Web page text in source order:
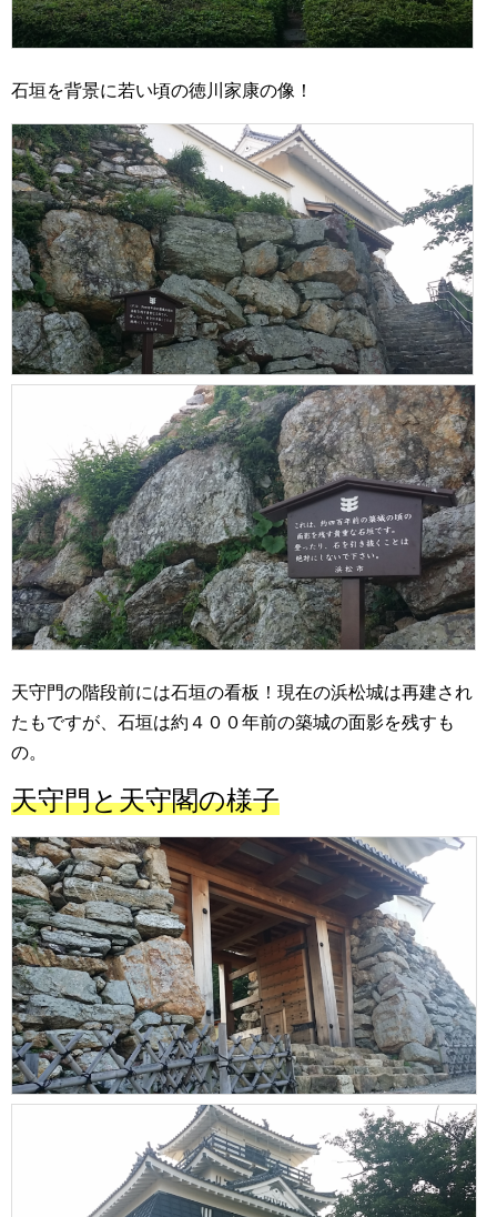
石垣を背景に若い頃の徳川家康の像！
天守門の階段前には石垣の看板！現在の浜松城は再建され
たもですが、石垣は約４００年前の築城の面影を残すも
の。
天守門と天守閣の様子